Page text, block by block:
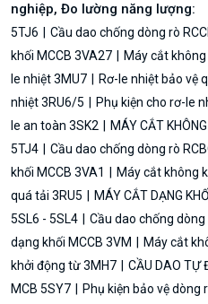
nghiệp, Đo lường năng lượng:
5TJ6
Cầu dao chống dòng rò
khối MCCB 3VA27
Máy cắt
le nhiệt 3MU7
Rơ-le nhiệt bảo vệ
nhiệt 3RU6/5
Phụ kiện cho rơ-le
le an toàn 3SK2
MÁY CẮT
5TJ4
Cầu dao chống dòng rò
khối MCCB 3VA1
Máy cắt không
quá tải 3RU5
MÁY CẮT DẠNG
5SL6 - 5SL4
Cầu dao chống dòng
dạng khối MCCB 3VM
Máy cắt
khởi động từ 3MH7
CẦU DAO TỰ
MCB 5SY7
Phụ kiện bảo vệ dòng